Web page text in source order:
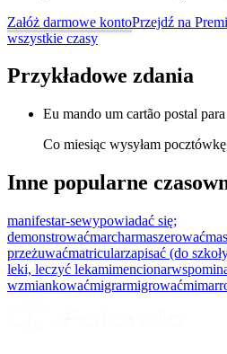
Załóż darmowe kontoPrzejdź na
wszystkie czasy
Przykładowe zdania
Eu mando um cartão postal
Co miesiąc wysyłam
Inne popularne
manifestar-sewypowiadać się;
demonstrowaćmarcharmaszerować
przeżuwaćmatricularzapisać (do
leki, leczyć lekamimencionar
wzmiankowaćmigrarmigrowaćmimar